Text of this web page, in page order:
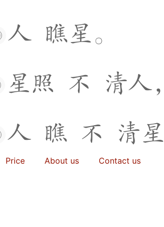
人 瞧星。
星照 不 清人，
人 瞧 不 清星
Price About us Contact us